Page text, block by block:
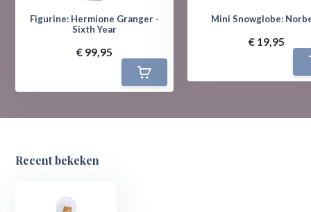
Figurine: Hermione Granger -
Sixth Year
€ 99,95
Mini Snowglobe:
€ 19,95
Recent bekeken